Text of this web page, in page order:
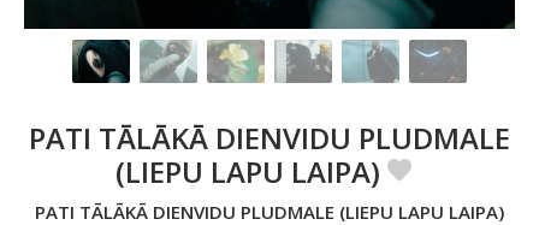
PATI TĀLĀKĀ DIENVIDU PLUDMALE
(LIEPU LAPU LAIPA)
PATI TĀLĀKĀ DIENVIDU PLUDMALE (LIEPU LAPU LAIPA)